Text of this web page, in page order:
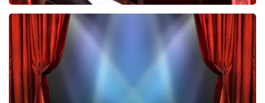
Don Omar
224 laatste 30 minuten
BESTEL NU